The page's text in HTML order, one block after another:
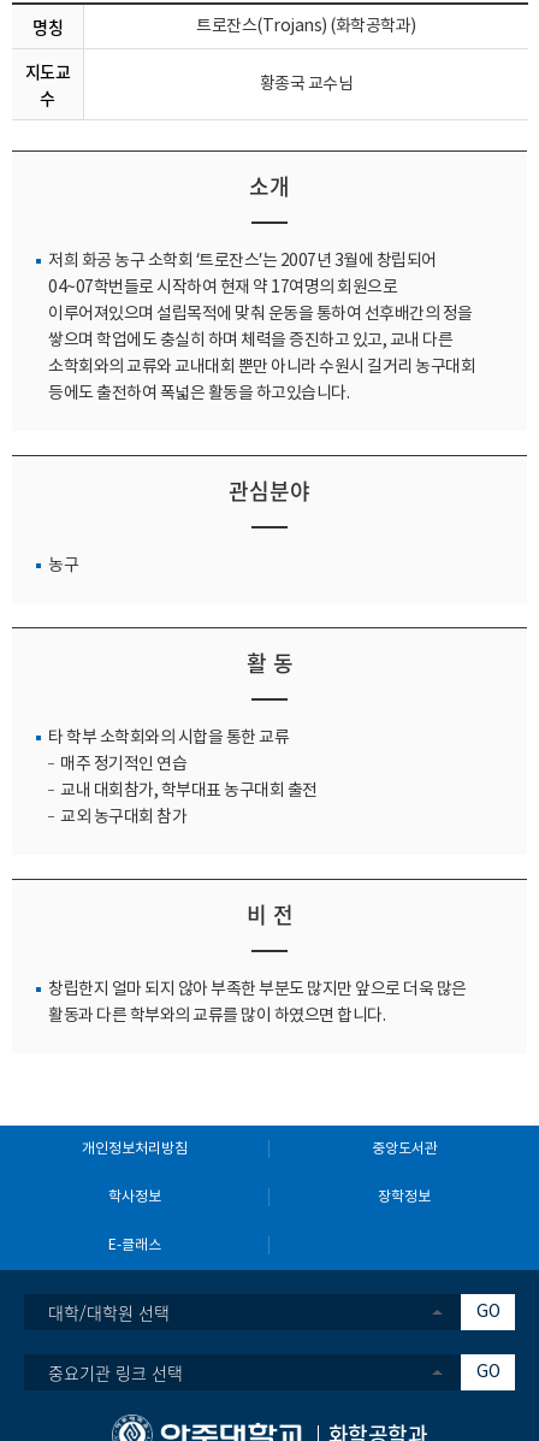
명칭 트로잔스(Trojans) (화학공학과)
지도교
수
황종국 교수님
소개
저희 화공 농구 소학회 ‘트로잔스’는 2007년 3월에 창립되어
04~07학번들로 시작하여 현재 약 17여명의 회원으로
이루어져있으며 설립목적에 맞춰 운동을 통하여 선후배간의 정을
쌓으며 학업에도 충실히 하며 체력을 증진하고 있고, 교내 다른
소학회와의 교류와 교내대회 뿐만 아니라 수원시 길거리 농구대회
등에도 출전하여 폭넓은 활동을 하고있습니다.
관심분야
농구
활 동
타 학부 소학회와의 시합을 통한 교류
매주 정기적인 연습
교내 대회참가, 학부대표 농구대회 출전
교외 농구대회 참가
비 전
창립한지 얼마 되지 않아 부족한 부분도 많지만 앞으로 더욱 많은
활동과 다른 학부와의 교류를 많이 하였으면 합니다.
개인정보처리방침 중앙도서관
학사정보 장학정보
E-클래스
대학/대학원 선택 GO
중요기관 링크 선택 GO
화학공학과